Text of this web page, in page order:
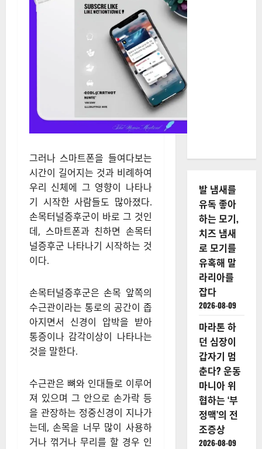
그러나 스마트폰을 들여다보는
시간이 길어지는 것과 비례하여
우리 신체에 그 영향이 나타나
기 시작한 사람들도 많아졌다.
손목터널증후군이 바로 그 것인
데, 스마트폰과 친하면 손목터
널증후군 나타나기 시작하는 것
이다.
손목터널증후군은 손목 앞쪽의
수근관이라는 통로의 공간이 좁
아지면서 신경이 압박을 받아
통증이나 감각이상이 나타나는
것을 말한다.​
수근관은 뼈와 인대들로 이루어
져 있으며 그 안으로 손가락 등
을 관장하는 정중신경이 지나가
는데, 손목을 너무 많이 사용하
거나 꺾거나 무리를 할 경우 인
발 냄새를
유독 좋아
하는 모기,
치즈 냄새
로 모기를
유혹해 말
라리아를
잡다
2026-08-09
마라톤 하
던 심장이
갑자기 멈
춘다? 운동
마니아 위
협하는 ‘부
정맥’의 전
조증상
2026-08-09